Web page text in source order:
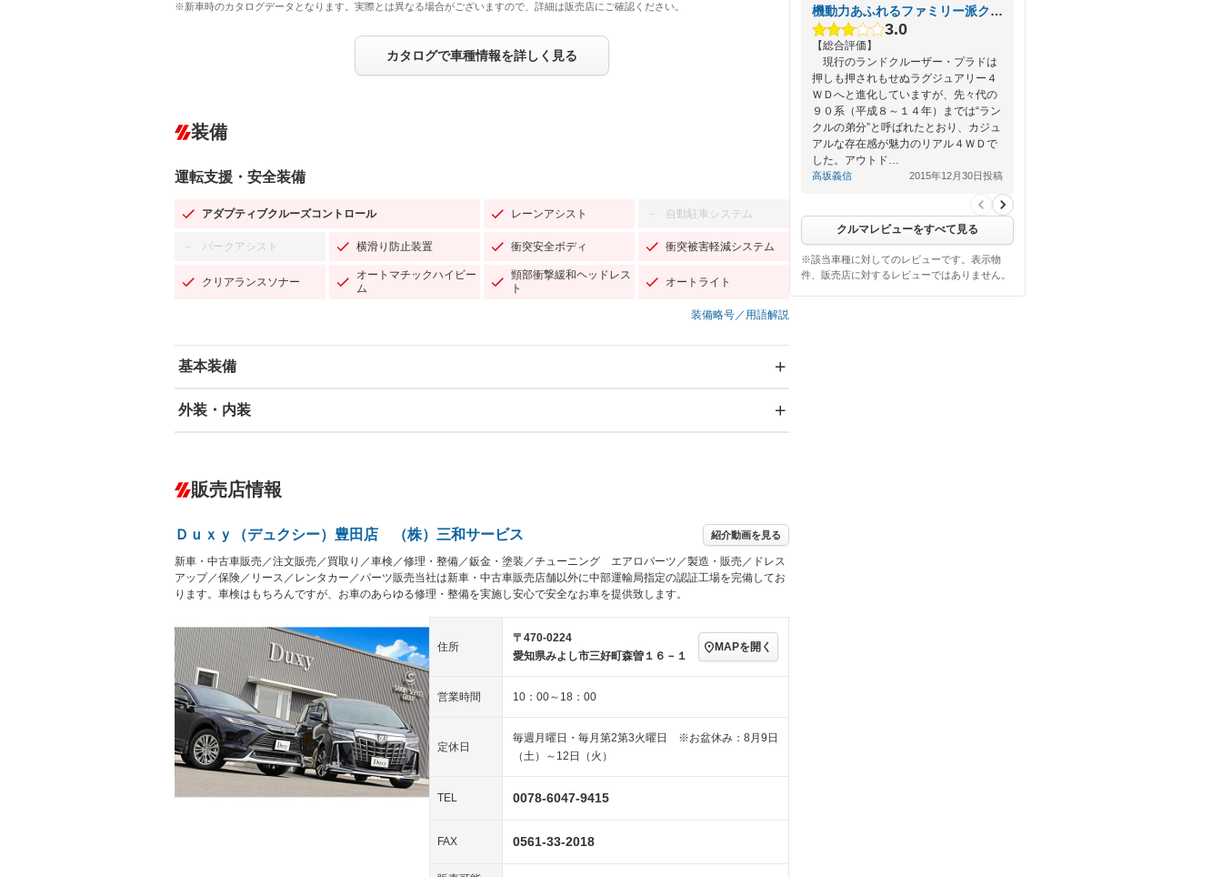
※新車時のカタログデータとなります。実際とは異なる場合がございますので、詳細は販売店にご確認ください。
カタログで車種情報を詳しく見る
装備
運転支援・安全装備
アダプティブクルーズコントロール レーンアシスト － 自動駐車システム
－ パークアシスト 横滑り防止装置 衝突安全ボディ 衝突被害軽減システム
クリアランスソナー
オートマチックハイビー
ム
頸部衝撃緩和ヘッドレス
ト
オートライト
装備略号／用語解説
基本装備
エアバッグ：運転席/助手席/サイド
－ ダウンヒルアシストコントロール
Bluetooth接続 100V電源 － クリーンディーゼル センターデフロック
－ レンタカーアップ － 展示・試乗車 電動格納ミラー
外装・内装
オーディオ：ミュージックプレイヤー接続可
ー
革シート － ハーフレザーシート キーレス
LEDヘッドランプ － HID(キセノンライト) － ポータブルナビ バックカメラ
ETC2.0 － エアロ スマートキー － ローダウン
－ ランフラットタイヤ パワーシート 3列シート ベンチシート
－ フルフラットシート － チップアップシート オットマン 電動格納サードシート
シートヒーター － ウォークスルー 後席モニター
フロントカメラ シートエアコン 全周囲カメラ サイドカメラ
ルーフレール － エアサスペンション
販売店情報
Ｄｕｘｙ（デュクシー）豊田店 （株）三和サービス 紹介動画を見る
新車・中古車販売／注文販売／買取り／車検／修理・整備／鈑金・塗装／チューニング エアロパーツ／製造・販売／ドレス
アップ／保険／リース／レンタカー／パーツ販売当社は新車・中古車販売店舗以外に中部運輸局指定の認証工場を完備してお
ります。車検はもちろんですが、お車のあらゆる修理・整備を実施し安心で安全なお車を提供致します。
住所
〒470-0224
愛知県みよし市三好町森曽１６－１
MAPを開く
営業時間 10：00～18：00
定休日
毎週月曜日・毎月第2第3火曜日 ※お盆休み：8月9日
（土）～12日（火）
TEL 0078-6047-9415
FAX 0561-33-2018
機動力あふれるファミリー派クロカン
3.0
【総合評価】
現行のランドクルーザー・プラドは
押しも押されもせぬラグジュアリー４
ＷＤへと進化していますが、先々代の
９０系（平成８～１４年）までは“ラン
クルの弟分”と呼ばれたとおり、カジュ
アルな存在感が魅力のリアル４ＷＤで
した。アウトド…
高坂義信 2015年12月30日投稿
クルマレビューをすべて見る
※該当車種に対してのレビューです。表示物
件、販売店に対するレビューではありません。